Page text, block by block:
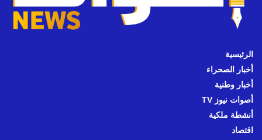
الرئيسية
أخبار الصحراء
أخبار وطنية
أصوات نيوز TV
أنشطة ملكية
اقتصاد